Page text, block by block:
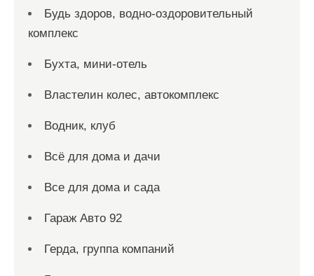
Будь здоров, водно-оздоровительный
комплекс
Бухта, мини-отель
Властелин колес, автокомплекс
Водник, клуб
Всё для дома и дачи
Все для дома и сада
Гараж Авто 92
Герда, группа компаний